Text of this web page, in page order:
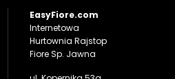
EasyFiore.com
Internetowa
Hurtownia Rajstop
Fiore Sp. Jawna